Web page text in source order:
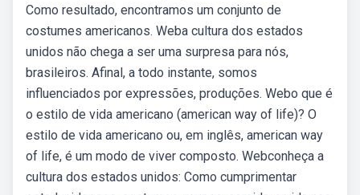
Como resultado, encontramos um conjunto de
costumes americanos. Weba cultura dos estados
unidos não chega a ser uma surpresa para nós,
brasileiros. Afinal, a todo instante, somos
influenciados por expressões, produções. Webo que é
o estilo de vida americano (american way of life)? O
estilo de vida americano ou, em inglês, american way
of life, é um modo de viver composto. Webconheça a
cultura dos estados unidos: Como cumprimentar